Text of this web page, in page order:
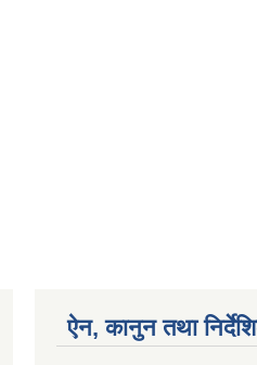
ऐन, कानुन तथा